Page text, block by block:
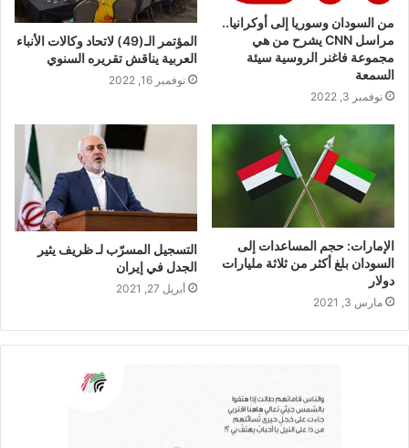
من السودان وسوريا إلى أوكرانيا..
مراسل CNN يشرح من هي
مجموعة فاغنر الروسية سيئة
السمعة
نوفمبر 3, 2022
المؤتمر الـ(49) لاتحاد وكالات الأنباء
العربية يناقش تقريره السنوي
نوفمبر 16, 2022
الإمارات: حجم المساعدات إلى
السودان بلغ أكثر من ثلاثة مليارات
دولار
مارس 3, 2021
التسجيل المسرّب لـ ظريف يثير
الجدل في إيران
أبريل 27, 2021